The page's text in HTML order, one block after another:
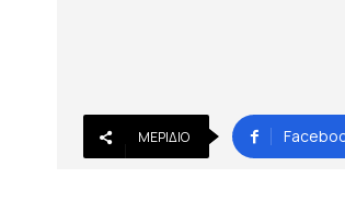
ΜΕΡΊΔΙΟ